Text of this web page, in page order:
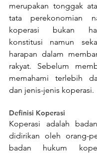
merupakan tonggak
tata perekonomian
koperasi bukan
konstitusi namun
harapan dalam
rakyat. Sebelum
memahami terlebih
dan jenis-jenis koperasi.
Definisi Koperasi
Koperasi adalah
didirikan oleh orang-
badan hukum